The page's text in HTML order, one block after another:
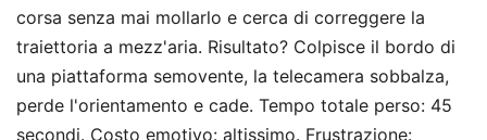
corsa senza mai mollarlo e cerca di correggere la
traiettoria a mezz'aria. Risultato? Colpisce il bordo di
una piattaforma semovente, la telecamera sobbalza,
perde l'orientamento e cade. Tempo totale perso: 45
secondi. Costo emotivo: altissimo. Frustrazione: